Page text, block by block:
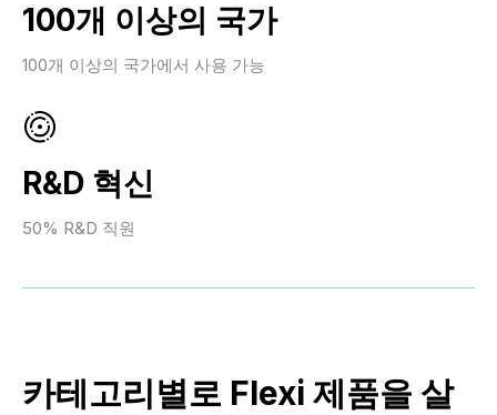
100개 이상의 국가
100개 이상의 국가에서 사용 가능
R&D 혁신
50% R&D 직원
카테고리별로 Flexi 제품을 살